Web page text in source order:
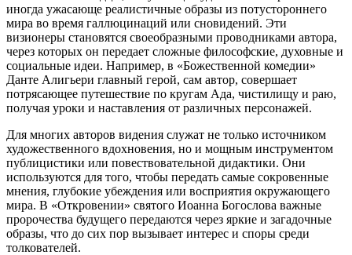
иногда ужасающе реалистичные образы из потустороннего
мира во время галлюцинаций или сновидений. Эти
визионеры становятся своеобразными проводниками автора,
через которых он передает сложные философские, духовные и
социальные идеи. Например, в «Божественной комедии»
Данте Алигьери главный герой, сам автор, совершает
потрясающее путешествие по кругам Ада, чистилищу и раю,
получая уроки и наставления от различных персонажей.
Для многих авторов видения служат не только источником
художественного вдохновения, но и мощным инструментом
публицистики или повествовательной дидактики. Они
используются для того, чтобы передать самые сокровенные
мнения, глубокие убеждения или восприятия окружающего
мира. В «Откровении» святого Иоанна Богослова важные
пророчества будущего передаются через яркие и загадочные
образы, что до сих пор вызывает интерес и споры среди
толкователей.